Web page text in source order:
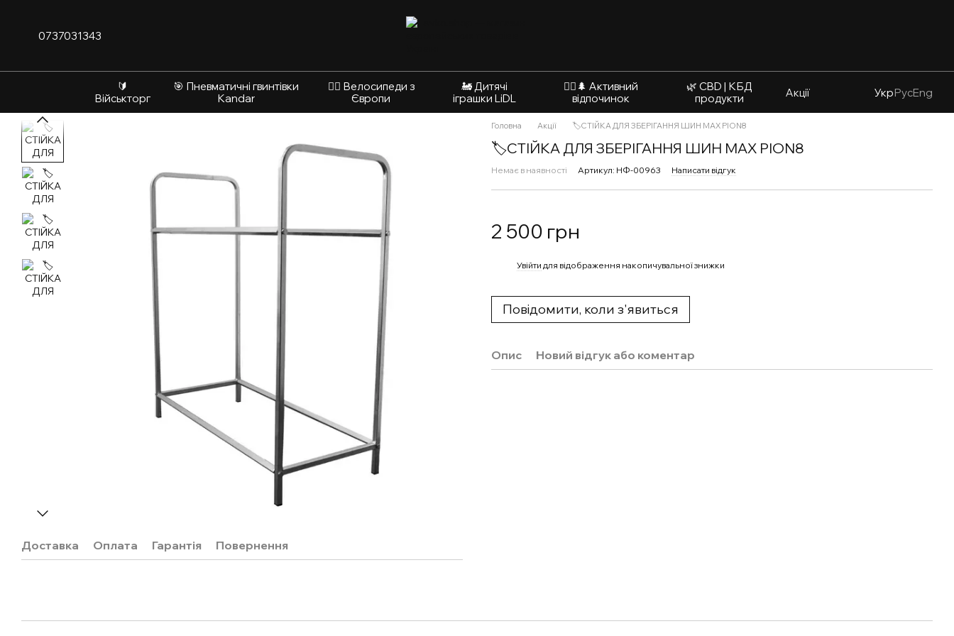
0737031343
🔰
Військторг
🎯 Пневматичні гвинтівки
Kandar
🚴‍♂️ Велосипеди з
Європи
🚂 Дитячі
іграшки LiDL
🚵‍♂️🌲 Активний
відпочинок
🌿 CBD | КБД
продукти
Акції УкрРусEng
Доставка Оплата Гарантія Повернення
Головна Акції 🏷️СТІЙКА ДЛЯ ЗБЕРІГАННЯ ШИН MAX PION8
🏷️СТІЙКА ДЛЯ ЗБЕРІГАННЯ ШИН MAX PION8
Немає в наявності Артикул: НФ-00963 Написати відгук
2 500 грн
Увійти для відображення накопичувальної знижки
Повідомити, коли з'явиться
Опис Новий відгук або коментар